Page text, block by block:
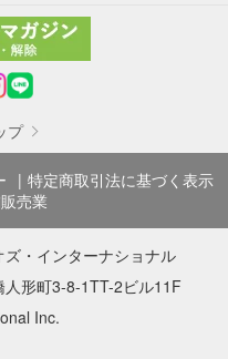
プ
特定商取引法に基づく表示
売業
ズ・インターナショナル
形町3-8-1TT-2ビル11F
Inc.